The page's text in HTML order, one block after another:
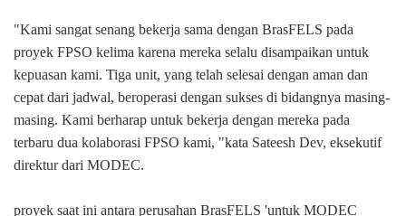
"Kami sangat senang bekerja sama dengan BrasFELS pada
proyek FPSO kelima karena mereka selalu disampaikan untuk
kepuasan kami. Tiga unit, yang telah selesai dengan aman dan
cepat dari jadwal, beroperasi dengan sukses di bidangnya masing-
masing. Kami berharap untuk bekerja dengan mereka pada
terbaru dua kolaborasi FPSO kami, "kata Sateesh Dev, eksekutif
direktur dari MODEC.
proyek saat ini antara perusahan BrasFELS 'untuk MODEC